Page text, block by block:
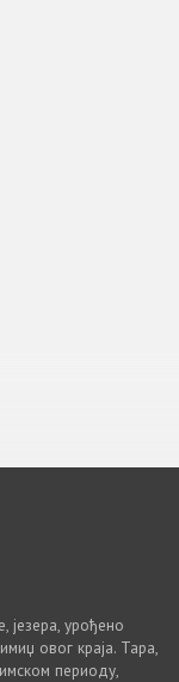
језера, урођено
овог краја. Тара,
периоду,